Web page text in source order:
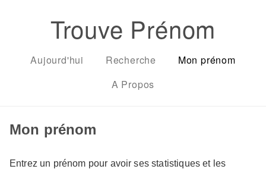
Trouve Prénom
Aujourd'hui Recherche
Mon prénom
A Propos
Mon prénom
Entrez un prénom pour avoir ses statistiques et les